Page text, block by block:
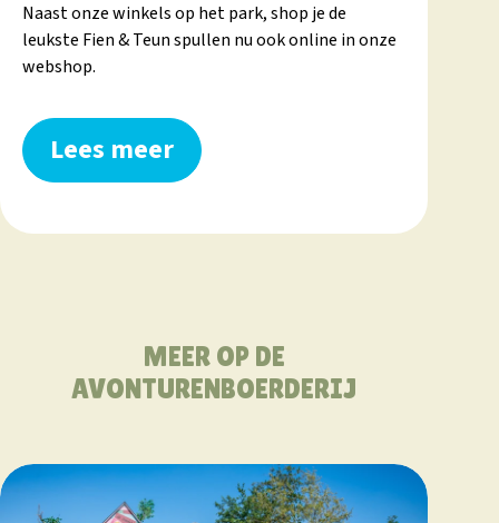
Naast onze winkels op het park, shop je de
leukste Fien & Teun spullen nu ook online in onze
webshop.
Lees meer
MEER OP DE
AVONTURENBOERDERIJ